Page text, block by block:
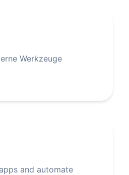
Werkzeuge
and automate